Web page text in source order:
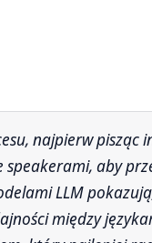
aby
LLM
między